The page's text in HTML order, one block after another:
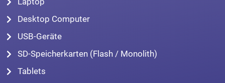
Desktop Computer
USB-Geräte
SD-Speicherkarten (Flash / Monolith)
Tablets